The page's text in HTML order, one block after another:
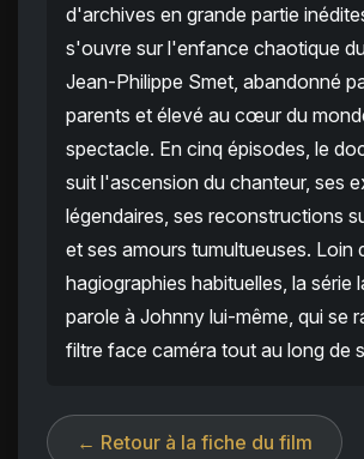
d'archives en grande partie
s'ouvre sur l'enfance chaotique
Jean-Philippe Smet, abandonné
parents et élevé au cœur du
spectacle. En cinq épisodes, le
suit l'ascension du chanteur, ses
légendaires, ses reconstructions
et ses amours tumultueuses. Loin
hagiographies habituelles, la série
parole à Johnny lui-même, qui se
filtre face caméra tout au long de
← Retour à la fiche du film